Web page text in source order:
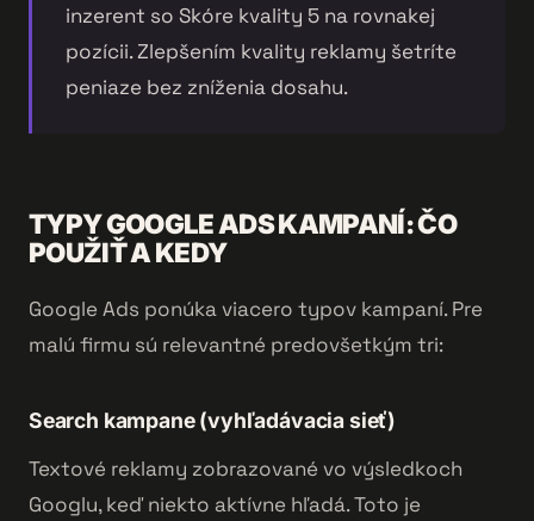
inzerent so Skóre kvality 5 na rovnakej
pozícii. Zlepšením kvality reklamy šetríte
peniaze bez zníženia dosahu.
TYPY GOOGLE ADS KAMPANÍ: ČO
POUŽIŤ A KEDY
Google Ads ponúka viacero typov kampaní. Pre
malú firmu sú relevantné predovšetkým tri:
Search kampane (vyhľadávacia sieť)
Textové reklamy zobrazované vo výsledkoch
Googlu, keď niekto aktívne hľadá. Toto je